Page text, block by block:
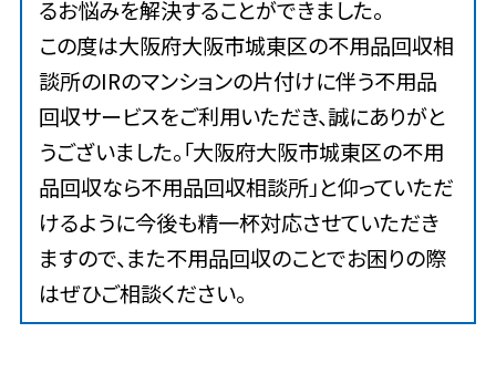
るお悩みを解決することができました。
この度は大阪府大阪市城東区の不用品回収相
談所のIRのマンションの片付けに伴う不用品
回収サービスをご利用いただき、誠にありがと
うございました。「大阪府大阪市城東区の不用
品回収なら不用品回収相談所」と仰っていただ
けるように今後も精一杯対応させていただき
ますので、また不用品回収のことでお困りの際
はぜひご相談ください。